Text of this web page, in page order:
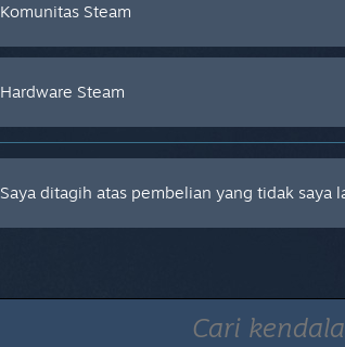
Komunitas Steam
Hardware Steam
Saya ditagih atas pembelian yang tidak saya